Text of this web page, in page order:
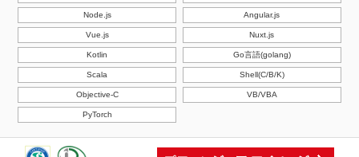
Node.js Angular.js
Vue.js Nuxt.js
Kotlin Go言語(golang)
Scala Shell(C/B/K)
Objective-C VB/VBA
PyTorch